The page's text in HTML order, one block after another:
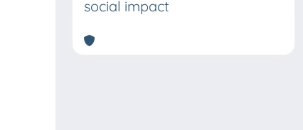
social impact